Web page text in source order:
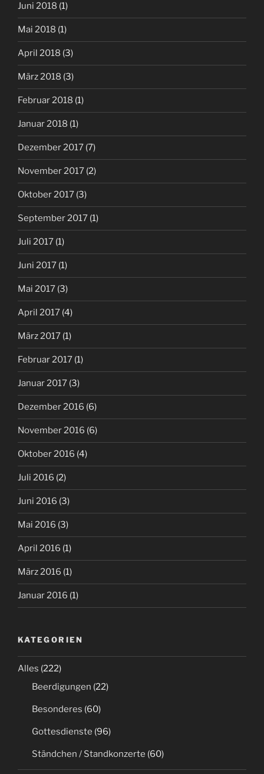
Juni 2018 (1)
Mai 2018 (1)
April 2018 (3)
März 2018 (3)
Februar 2018 (1)
Januar 2018 (1)
Dezember 2017 (7)
November 2017 (2)
Oktober 2017 (3)
September 2017 (1)
Juli 2017 (1)
Juni 2017 (1)
Mai 2017 (3)
April 2017 (4)
März 2017 (1)
Februar 2017 (1)
Januar 2017 (3)
Dezember 2016 (6)
November 2016 (6)
Oktober 2016 (4)
Juli 2016 (2)
Juni 2016 (3)
Mai 2016 (3)
April 2016 (1)
März 2016 (1)
Januar 2016 (1)
KATEGORIEN
Alles (222)
Beerdigungen (22)
Besonderes (60)
Gottesdienste (96)
Ständchen / Standkonzerte (60)